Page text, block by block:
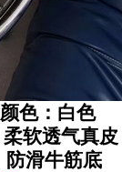
：白色
软透气真皮
滑牛筋底